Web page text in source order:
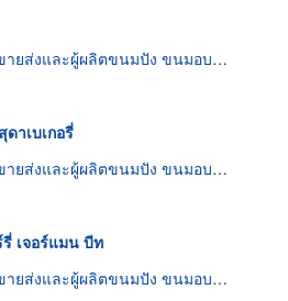
ยส่งและผู้ผลิตขนมปัง ขนมอบและเค้ก
าเบเกอรี่
ยส่งและผู้ผลิตขนมปัง ขนมอบและเค้ก
รี่ เจอร์แมน บีท
ยส่งและผู้ผลิตขนมปัง ขนมอบและเค้ก